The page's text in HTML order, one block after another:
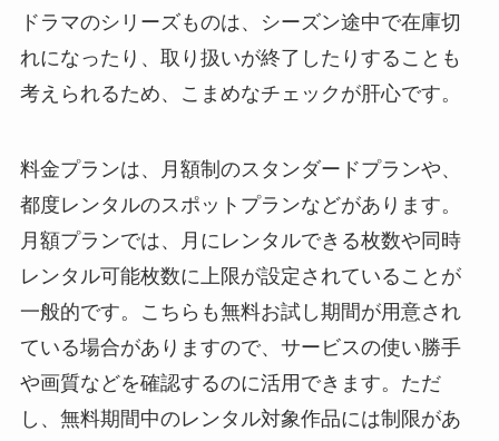
ドラマのシリーズものは、シーズン途中で在庫切
れになったり、取り扱いが終了したりすることも
考えられるため、こまめなチェックが肝心です。
料金プランは、月額制のスタンダードプランや、
都度レンタルのスポットプランなどがあります。
月額プランでは、月にレンタルできる枚数や同時
レンタル可能枚数に上限が設定されていることが
一般的です。こちらも無料お試し期間が用意され
ている場合がありますので、サービスの使い勝手
や画質などを確認するのに活用できます。ただ
し、無料期間中のレンタル対象作品には制限があ